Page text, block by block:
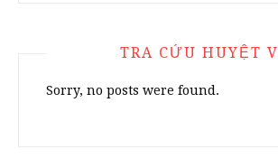
TRA CỨU HUYỆT VỊ
Sorry, no posts were found.